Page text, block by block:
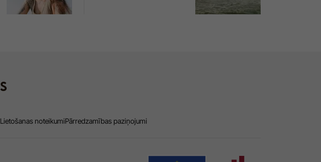
Lietošanas noteikumiPārredzamības paziņojumi